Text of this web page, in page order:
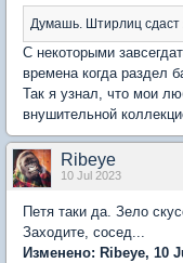
Думашь. Штирлиц сдаст
С некоторыми
времена когда раздел
Так я узнал, что мои
внушительной
Ribeye
10 Jul 2023
Петя таки да. Зело
Заходите, сосед...
Изменено: Ribeye, 10